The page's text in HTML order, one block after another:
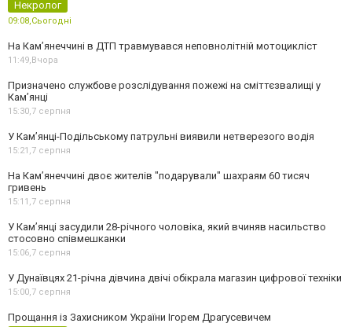
Некролог
09:08,Сьогодні
На Кам’янеччині в ДТП травмувався неповнолітній мотоцикліст
11:49,Вчора
Призначено службове розслідування пожежі на сміттєзвалищі у
Кам’янці
15:30,7 серпня
У Кам’янці-Подільському патрульні виявили нетверезого водія
15:21,7 серпня
На Камʼянеччині двоє жителів "подарували" шахраям 60 тисяч
гривень
15:11,7 серпня
У Камʼянці засудили 28-річного чоловіка, який вчиняв насильство
стосовно співмешканки
15:06,7 серпня
У Дунаївцях 21-річна дівчина двічі обікрала магазин цифрової техніки
15:00,7 серпня
Прощання із Захисником України Ігорем Драгусевичем